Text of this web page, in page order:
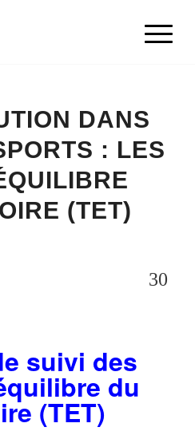
DANS
: LES
(TET)
30
suivi des
du
(TET)